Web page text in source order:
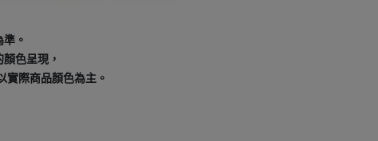
。
色呈現，
實際商品顏色為主。